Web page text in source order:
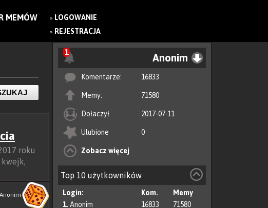
MEMÓW » LOGOWANIE
» REJESTRACJA
1 Anonim
Komentarze: 16833
Memy: 71580
Dołaczył 2017-07-11
Ulubione 0
Zobacz więcej
Top 10 użytkowników
Login: Kom.
Memy
1. Anonim 16833
71580
roku
kwejk,
Anonim